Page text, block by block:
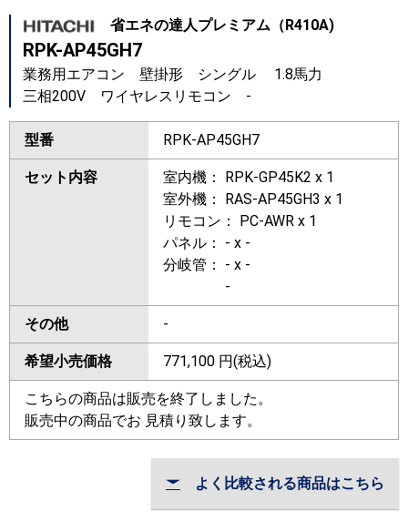
省エネの達人プレミアム（R410A)
RPK-AP45GH7
業務用エアコン 壁掛形 シングル 1.8馬力
三相200V ワイヤレスリモコン -
型番 RPK-AP45GH7
セット内容
室内機： RPK-GP45K2 x 1
室外機： RAS-AP45GH3 x 1
リモコン： PC-AWR x 1
パネル： - x -
分岐管： - x -
-
その他 -
希望小売価格 771,100 円(税込)
こちらの商品は販売を終了しました。
販売中の商品でお 見積り致します。
よく比較される商品はこちら